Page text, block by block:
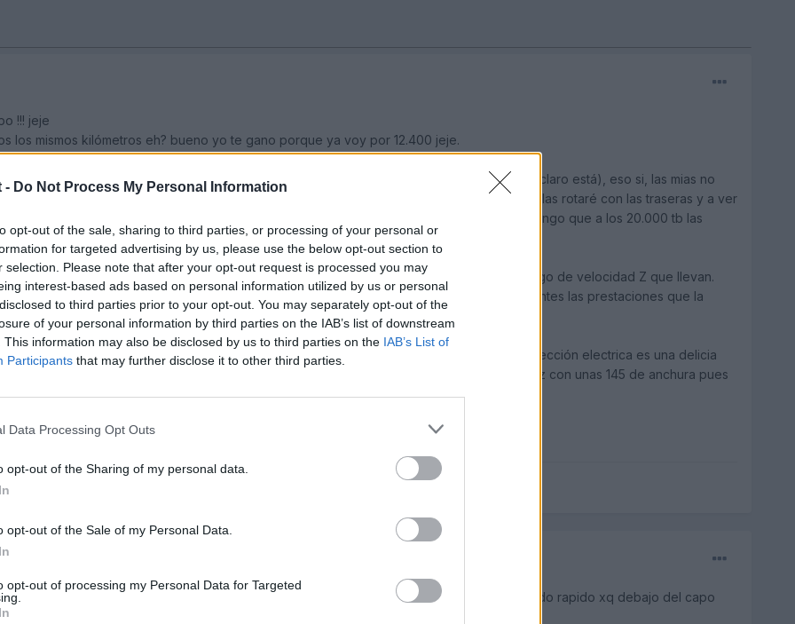
- Do Not Process My Personal Information
opt-out of the sale, sharing to third parties, or processing of your personal or
for targeted advertising by us, please use the below opt-out section to
selection. Please note that after your opt-out request is processed you may
interest-based ads based on personal information utilized by us or personal
to third parties prior to your opt-out. You may separately opt-out of the
of your personal information by third parties on the IAB’s list of downstream
This information may also be disclosed by us to third parties on the IAB’s List of
Participants that may further disclose it to other third parties.
Data Processing Opt Outs
opt-out of the Sharing of my personal data.
opt-out of the Sale of my Personal Data.
opt-out of processing my Personal Data for Targeted
!!! jeje
los mismos kilómetros eh? bueno yo te gano porque ya voy por 12.400 jeje.
y la verdad es que ya se les va notando el desgaste (sobre todo a las delanteras claro está), eso si, las mias no
el desgaste es totalmente regular. Yo las aguantaré delante hasta los 15.000 km y luego las rotaré con las traseras y a ver
30.000 km. (15.000 delante y 15.000 detrás cada rueda). Eso sí, si las dejo delante supongo que a los 20.000 tb las
rosso como las Dunlop SP sport 9090 son bastante blandas, más que nada por el código de velocidad Z que llevan.
algo más pero tampoco mucho más, porque a este nivel de neumático son más importantes las prestaciones que la
pco más es mimar la conducción y sobre todo la forma de pillar las curvas (aunque la dirección electrica es una delicia
es el precio que tiene el llevar esas ruedas y ese coche, si tuvieses un Daewoo Matiz con unas 145 de anchura pues
más.
................y aunq no voy hacer muchos kilometros(10.000 al año),seguro q m las fundo rapido xq debajo del capo